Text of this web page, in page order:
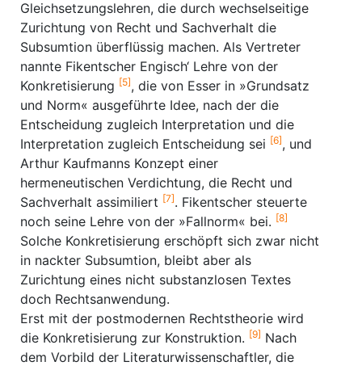
Gleichsetzungslehren, die durch wechselseitige
Zurichtung von Recht und Sachverhalt die
Subsumtion überflüssig machen. Als Vertreter
nannte Fikentscher Engisch‘ Lehre von der
Konkretisierung [5], die von Esser in »Grundsatz
und Norm« ausgeführte Idee, nach der die
Entscheidung zugleich Interpretation und die
Interpretation zugleich Entscheidung sei [6], und
Arthur Kaufmanns Konzept einer
hermeneutischen Verdichtung, die Recht und
Sachverhalt assimiliert [7]. Fikentscher steuerte
noch seine Lehre von der »Fallnorm« bei. [8]
Solche Konkretisierung erschöpft sich zwar nicht
in nackter Subsumtion, bleibt aber als
Zurichtung eines nicht substanzlosen Textes
doch Rechtsanwendung.
Erst mit der postmodernen Rechtstheorie wird
die Konkretisierung zur Konstruktion. [9] Nach
dem Vorbild der Literaturwissenschaftler, die